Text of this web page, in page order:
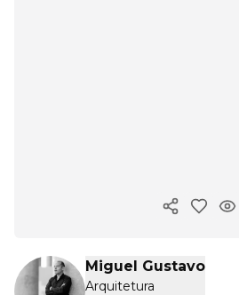
Copiar link
Miguel Gustavo
Arquitetura